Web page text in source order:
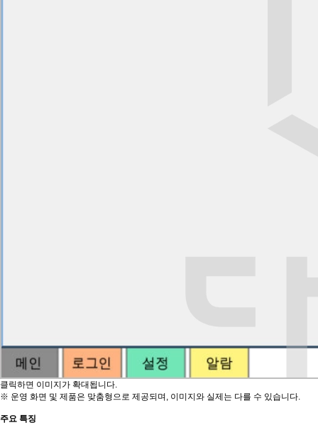
클릭하면 이미지가 확대됩니다.
※ 운영 화면 및 제품은 맞춤형으로 제공되며, 이미지와 실제는 다를 수 있습니다.
주요 특징